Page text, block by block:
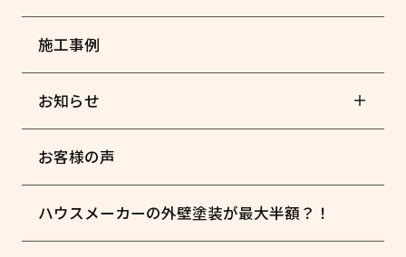
施工事例
お知らせ
お客様の声
ハウスメーカーの外壁塗装が最大半額？！